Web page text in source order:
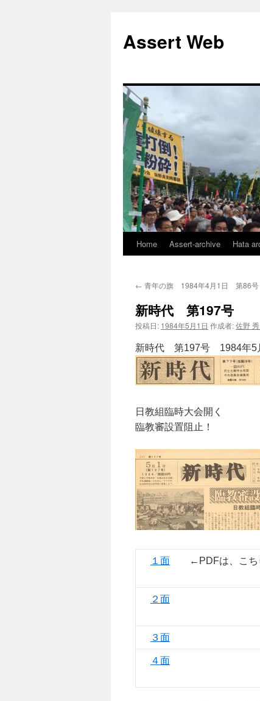
テ
ン
ス
キ
ッ
プ
Assert Web
Home Assert-archive Hata
← 青年の旗 1984年4月1日 第86号
新時代 第197号
投稿日: 1984年5月1日 作成者:佐野
新時代 第197号 1984年5
日教組臨時大会開く
臨教審設置阻止！
１面 ←PDFは、こち
２面
３面
４面